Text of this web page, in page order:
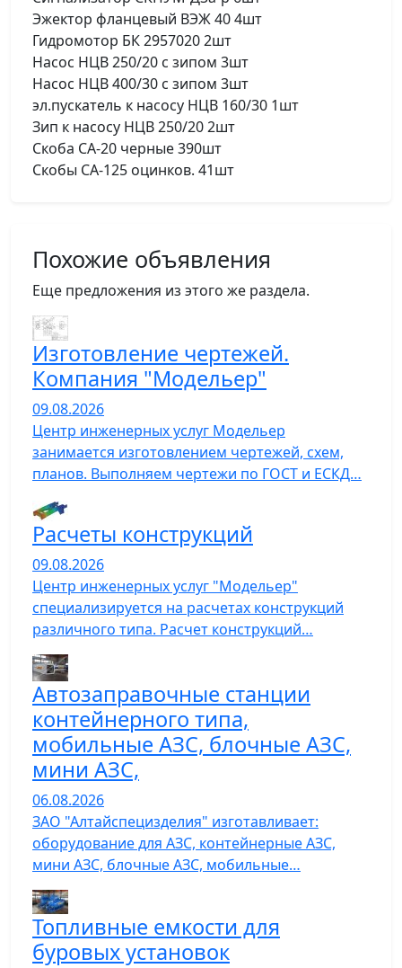
Эжектор фланцевый ВЭЖ 40 4шт
Гидромотор БК 2957020 2шт
Насос НЦВ 250/20 с зипом 3шт
Насос НЦВ 400/30 с зипом 3шт
эл.пускатель к насосу НЦВ 160/30 1шт
Зип к насосу НЦВ 250/20 2шт
Скоба СА-20 черные 390шт
Скобы СА-125 оцинков. 41шт
Похожие объявления
Еще предложения из этого же раздела.
Изготовление чертежей.
Компания "Модельер"
09.08.2026
Центр инженерных услуг Модельер
занимается изготовлением чертежей, схем,
планов. Выполняем чертежи по ГОСТ и ЕСКД…
Расчеты конструкций
09.08.2026
Центр инженерных услуг "Модельер"
специализируется на расчетах конструкций
различного типа. Расчет конструкций…
Автозаправочные станции
контейнерного типа,
мобильные АЗС, блочные АЗС,
мини АЗС,
06.08.2026
ЗАО "Алтайспецизделия" изготавливает:
оборудование для АЗС, контейнерные АЗС,
мини АЗС, блочные АЗС, мобильные…
Топливные емкости для
буровых установок